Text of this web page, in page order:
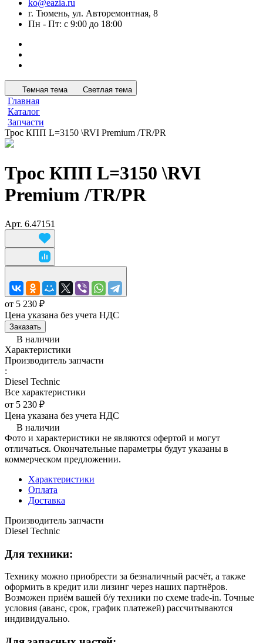
ko@eazia.ru
г. Тюмень, ул. Авторемонтная, 8
Пн - Пт: с 9:00 до 18:00
Темная тема Светлая тема
Главная
Каталог
Запчасти
Трос КПП L=3150 \RVI Premium /TR/PR
Трос КПП L=3150 \RVI
Premium /TR/PR
Арт. 6.47151
от 5 230 ₽
Цена указана без учета НДС
Заказать
В наличии
Характеристики
Производитель запчасти
:
Diesel Technic
Все характеристики
от 5 230 ₽
Цена указана без учета НДС
В наличии
Фото и характеристики не являются офертой и могут
отличаться. Окончательные параметры будут указаны в
коммерческом предложении.
Характеристики
Оплата
Доставка
Производитель запчасти
Diesel Technic
Для техники:
Технику можно приобрести за безналичный расчёт, а также
оформить в кредит или лизинг через наших партнёров.
Возможен приём вашей б/у техники по схеме trade-in. Точные
условия (аванс, срок, график платежей) рассчитываются
индивидуально.